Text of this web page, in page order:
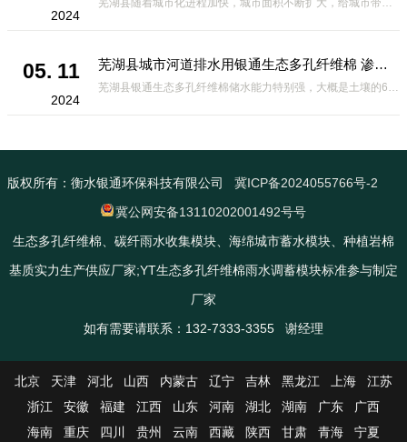
2024
芜湖县随着城市化进程加快，城市面积不断扩大，给城市带来的问题也随之增加。其中之一就是水资源的短缺。雨水收集是一种解决城市水资源短缺的有效途径。在雨水收集技术中，智能化碳纤雨水收集模块的出现，为解决城市水资源
05. 11
2024
芜湖县城市河道排水用银通生态多孔纤维棉 渗透性好重量轻
芜湖县银通生态多孔纤维棉储水能力特别强，大概是土壤的6倍，所以在下暴雨或者是严重的雨雪天气时，能将降水量很好的吸收掉，到了天气晴朗之后又会将这些水分蒸发到空气中。这种材料在绿化环保上能起到很大的作用，能够大
版权所有：衡水银通环保科技有限公司
冀ICP备2024055766号-2
冀公网安备13110202001492号号
生态多孔纤维棉、碳纤雨水收集模块、海绵城市蓄水模块、种植岩棉
基质实力生产供应厂家;YT生态多孔纤维棉雨水调蓄模块标准参与制定
厂家
如有需要请联系：132-7333-3355 谢经理
北京 天津 河北 山西 内蒙古 辽宁 吉林 黑龙江 上海
江苏
浙江
安徽 福建 江西 山东 河南 湖北 湖南 广东
广西
海南
重庆 四川 贵州 云南 西藏 陕西 甘肃 青海 宁夏